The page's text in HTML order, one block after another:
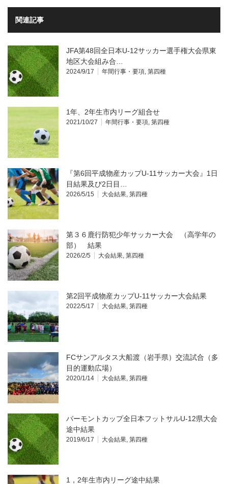
関連記事
JFA第48回全日本U-12サッカー選手権大会県東
地区大会組み合…
2024/9/17 年間行事・要項, 第四種
1年、2年生市内リーグ組合せ
2021/10/27 年間行事・要項, 第四種
『第6回平成物産カップU-11サッカー大会』1日
目結果及び2日目…
2026/5/15 大会結果, 第四種
第３６鹿行防犯少年サッカー大会 （高学年の
部） 結果
2026/2/5 大会結果, 第四種
第2回平成物産カップU-11サッカー大会結果
2022/5/17 大会結果, 第四種
FCサンアルタス大船渡（岩手県）交流試合（多
目的運動広場）
2020/1/14 大会結果, 第四種
バーモントカップ全日本フットサルU-12県大会
途中結果
2019/6/17 大会結果, 第四種
1，2年生市内リーグ途中結果